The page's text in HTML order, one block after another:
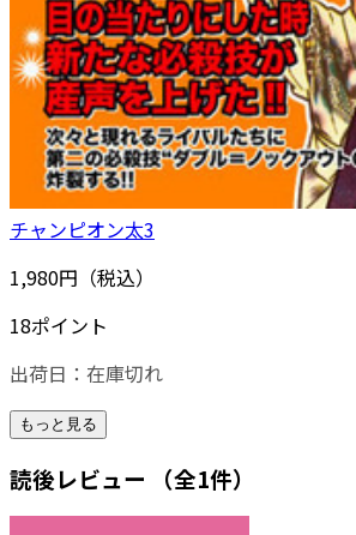
チャンピオン太3
1,980円（税込）
18ポイント
出荷日： 在庫切れ
もっと見る
読後レビュー （全1件）